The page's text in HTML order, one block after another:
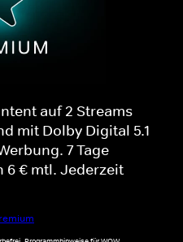
auf 2 Streams
mit Dolby Digital 5.1
7 Tage
6 € mtl. Jederzeit